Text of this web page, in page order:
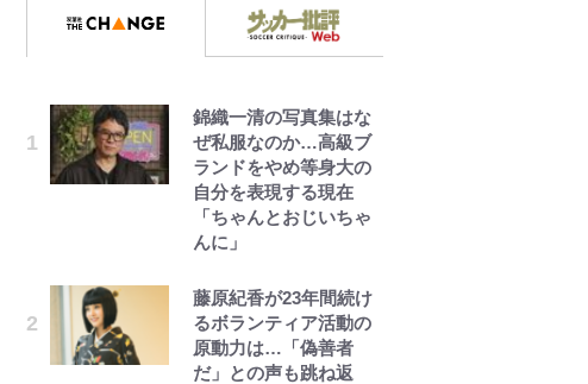
錦織一清の写真集はな
ぜ私服なのか…高級ブ
ランドをやめ等身大の
自分を表現する現在
「ちゃんとおじいちゃ
んに」
藤原紀香が23年間続け
るボランティア活動の
原動力は…「偽善者
だ」との声も跳ね返